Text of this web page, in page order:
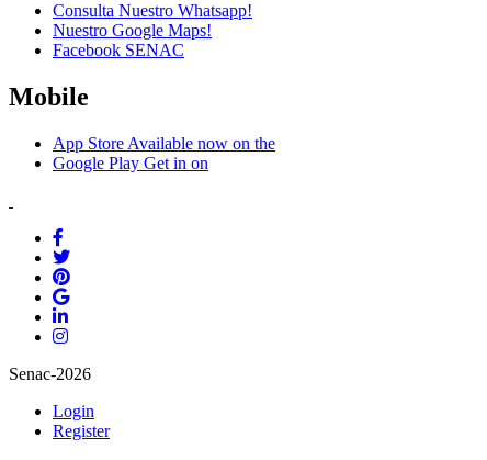
Consulta Nuestro Whatsapp!
Nuestro Google Maps!
Facebook SENAC
Mobile
App Store Available now on the
Google Play Get in on
Senac-2026
Login
Register